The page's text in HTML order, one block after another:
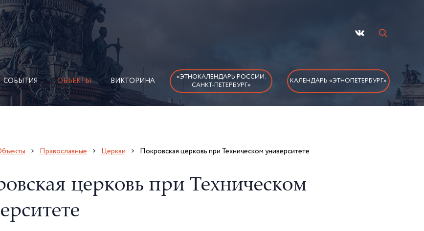
СОБЫТИЯ ОБЪЕКТЫ ВИКТОРИНА
«ЭТНОКАЛЕНДАРЬ РОССИИ.
САНКТ-ПЕТЕРБУРГ»
КАЛЕНДАРЬ «ЭТНОПЕТЕРБУРГ»
Православные Церкви Покровская церковь при Техническом университете
церковь при Техническом